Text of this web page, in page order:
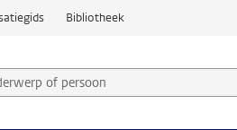
Bibliotheek
of persoon en